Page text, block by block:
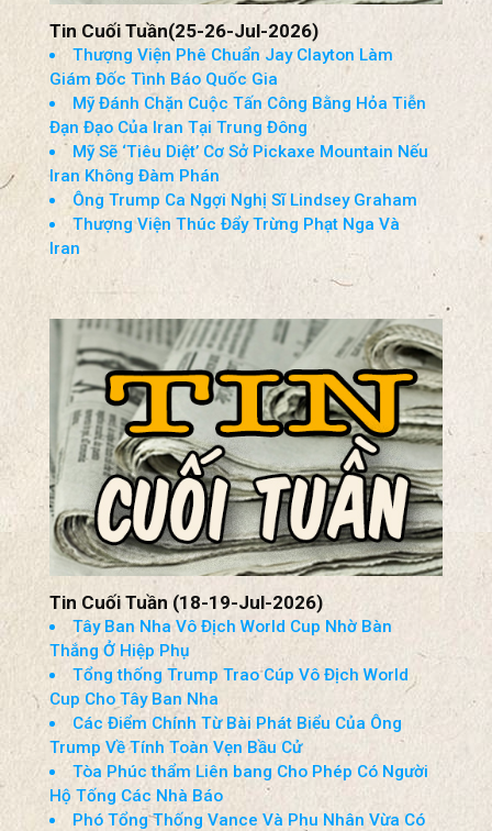
Tin Cuối Tuần(25-26-Jul-2026)
Thượng Viện Phê Chuẩn Jay Clayton Làm
Giám Đốc Tình Báo Quốc Gia
Mỹ Đánh Chặn Cuộc Tấn Công Bằng Hỏa Tiễn
Đạn Đạo Của Iran Tại Trung Đông
Mỹ Sẽ ‘Tiêu Diệt’ Cơ Sở Pickaxe Mountain Nếu
Iran Không Đàm Phán
Ông Trump Ca Ngợi Nghị Sĩ Lindsey Graham
Thượng Viện Thúc Đẩy Trừng Phạt Nga Và
Iran
Tin Cuối Tuần (18-19-Jul-2026)
Tây Ban Nha Vô Địch World Cup Nhờ Bàn
Thắng Ở Hiệp Phụ
Tổng thống Trump Trao Cúp Vô Địch World
Cup Cho Tây Ban Nha
Các Điểm Chính Từ Bài Phát Biểu Của Ông
Trump Về Tính Toàn Vẹn Bầu Cử
Tòa Phúc thẩm Liên bang Cho Phép Có Người
Hộ Tống Các Nhà Báo
Phó Tổng Thống Vance Và Phu Nhân Vừa Có